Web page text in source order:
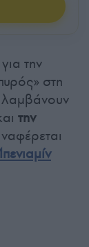
την
στη
την